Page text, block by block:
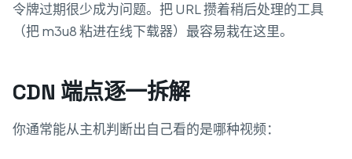
令牌过期很少成为问题。把 URL 攒着稍后处理的工具
（把 m3u8 粘进在线下载器）最容易栽在这里。
CDN 端点逐一拆解
你通常能从主机判断出自己看的是哪种视频：